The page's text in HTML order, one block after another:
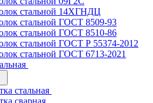
стальной 14ХГНДЦ
стальной ГОСТ 8509-93
стальной ГОСТ 8510-86
стальной ГОСТ Р 55374-2012
стальной ГОСТ 6713-2021
стальная
сварная